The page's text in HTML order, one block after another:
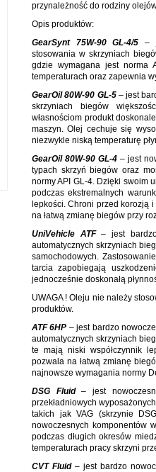
przynależność do rodziny
Opis produktów:
GearSynt 75W-90 GL-4/5–
stosowania w skrzyniach
gdzie wymagana jest norma
temperaturach oraz zapewnia
GearOil 80W-90 GL-5 – jest
skrzyniach biegów
własnościom produkt
maszyn. Olej cechuje się
niezwykle niską temperaturę
GearOil 80W-90 GL-4 – jest
typach skrzyń biegów oraz
normy API GL-4. Dzięki swoim
podczas ekstremalnych
lepkości. Chroni przed korozją
na łatwą zmianę biegów przy
UniVehicle ATF– jest
automatycznych skrzyniach
samochodowych.
tarcia zapobiegają
jednocześnie doskonałą
UWAGA ! Oleju nie należy
produktów.
ATF 6HP – jest bardzo
automatycznych skrzyniach
te mają niski współczynnik
pozwala na łatwą zmianę
najnowsze wymagania normy
DSG Fluid– jest
przekładniowych
takich jak VAG (skrzynie
nowoczesnych komponentów
podczas długich okresów
temperaturach pracy skrzyni
CVT Fluid – jest bardzo